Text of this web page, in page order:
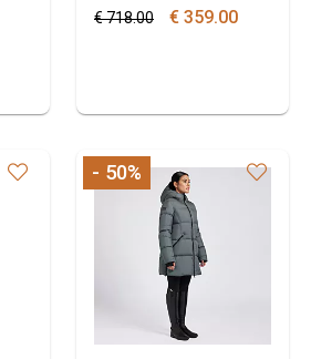
€ 718.00 € 359.00
- 50%